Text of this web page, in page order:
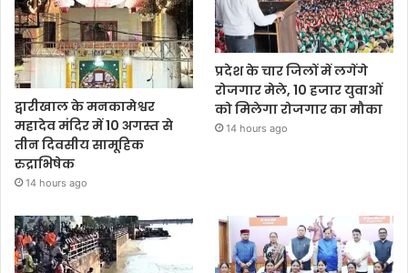
द्वारीखाल के मनकामेश्वर
महादेव मंदिर में 10 अगस्त से
तीन दिवसीय सामूहिक
रुद्राभिषेक
14 hours ago
प्रदेश के चार जिलों में लगेंगे
रोजगार मेले, 10 हजार युवाओं
को मिलेगा रोजगार का मौका
14 hours ago